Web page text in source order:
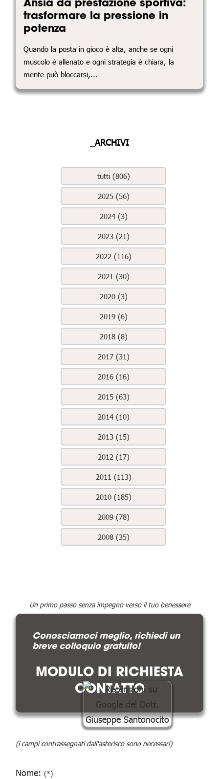
trasformare la pressione in
potenza
Quando la posta in gioco è alta, anche se ogni
muscolo è allenato e ogni strategia è chiara, la
mente può bloccarsi,...
_ARCHIVI
tutti (806)
2025 (56)
2024 (3)
2023 (21)
2022 (116)
2021 (30)
2020 (3)
2019 (6)
2018 (8)
2017 (31)
2016 (16)
2015 (63)
2014 (10)
2013 (15)
2012 (17)
2011 (113)
2010 (185)
2009 (78)
2008 (35)
Un primo passo senza impegno verso il tuo benessere
Conosciamoci meglio, richiedi un
breve colloquio gratuito!
MODULO DI RICHIESTA
CONTATTO
(i campi contrassegnati dall'asterisco sono necessari)
Nome: (*)